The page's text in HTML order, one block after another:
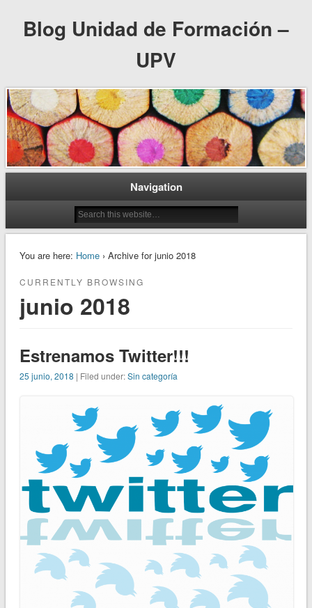
Blog Unidad de Formación –
UPV
Navigation
You are here: Home› Archive for junio 2018
CURRENTLY BROWSING
junio 2018
Estrenamos Twitter!!!
25 junio, 2018 | Filed under:Sin categoría